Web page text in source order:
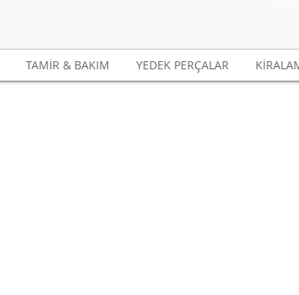
TAMİR & BAKIM YEDEK PERÇALAR